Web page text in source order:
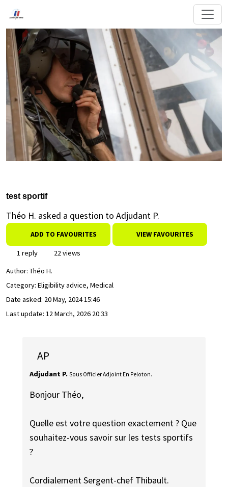
test sportif
Théo H. asked a question to Adjudant P.
ADD TO FAVOURITES VIEW FAVOURITES
1 reply
22 views
Author: Théo H.
Category: Eligibility advice, Medical
Date asked: 20 May, 2024 15:46
Last update: 12 March, 2026 20:33
AP
Adjudant P. Sous Officier Adjoint En Peloton.
Bonjour Théo,
Quelle est votre question exactement ? Que
souhaitez-vous savoir sur les tests sportifs
?
Cordialement Sergent-chef Thibault.